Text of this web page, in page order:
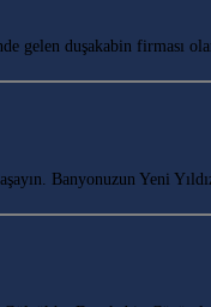
gelen duşakabin firması
Banyonuzun Yeni